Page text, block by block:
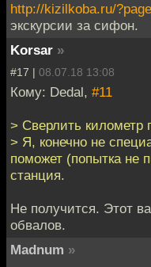
http://kizilkoba.ru/
экскурсии за сифон.
Korsar »
#17 | 08.07.18 13:08
Кому: Dedal, #11
> Сверлить километр
> Я, конечно не
поможет (попытка не
станция.
Не получится. Этот
обвалов.
Madnum »